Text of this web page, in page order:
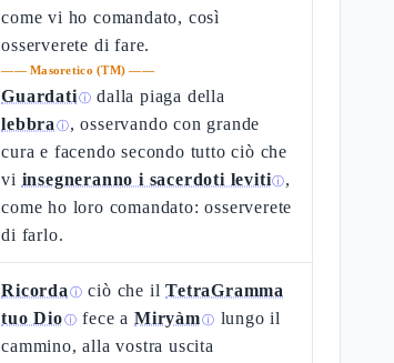
come vi ho comandato, così
osserverete di fare.
——Masoretico (TM) ——
Guardatiⓘ dalla piaga della
lebbra ⓘ, osservando con grande
cura e facendo secondo tutto ciò che
vi insegneranno i sacerdoti levitiⓘ,
come ho loro comandato: osserverete
di farlo.
Ricorda ⓘ ciò che ilTetraGramma
tuo Dioⓘ fece aMiryàmⓘ lungo il
cammino, alla vostra uscita